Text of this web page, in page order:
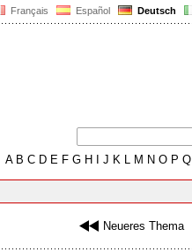
Français Español Deutsch
AB C D E F G H J K L M N O P Q
Neueres Thema